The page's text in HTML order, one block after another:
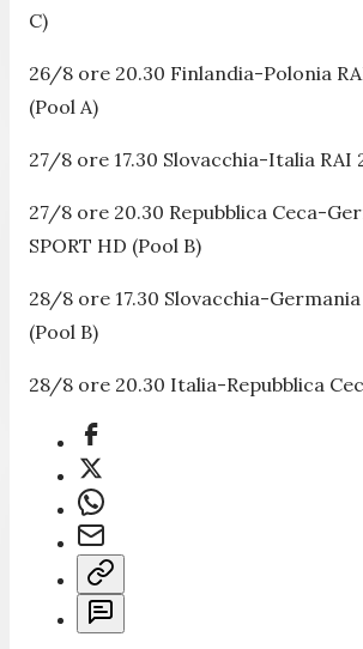
C)
26/8 ore 20.30 Finlandia-Polonia
(Pool A)
27/8 ore 17.30 Slovacchia-Italia RAI
27/8 ore 20.30 Repubblica Ceca-
SPORT HD (Pool B)
28/8 ore 17.30 Slovacchia-Germania
(Pool B)
28/8 ore 20.30 Italia-Repubblica